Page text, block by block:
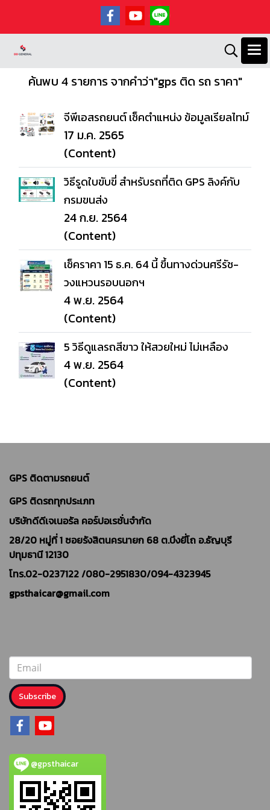
ค้นพบ 4 รายการ จากคำว่า"gps ติด รถ ราคา"
จีพีเอสรถยนต์ เช็คตำแหน่ง ข้อมูลเรียลไทม์
17 ม.ค. 2565
(Content)
วิธีรูดใบขับขี่ สำหรับรถที่ติด GPS ลิงค์กับ
กรมขนส่ง
24 ก.ย. 2564
(Content)
เช็คราคา 15 ธ.ค. 64 นี้ ขึ้นทางด่วนศรีรัช-
วงแหวนรอบนอกฯ
4 พ.ย. 2564
(Content)
5 วิธีดูแลรถสีขาว ให้สวยใหม่ ไม่เหลือง
4 พ.ย. 2564
(Content)
GPS ติดตามรถยนต์
GPS ติดรถทุกประเภท
บริษัทดีดีเจเนอรัล คอร์ปอเรชั่นจำกัด
28/20 หมู่ที่ 1 ซอยรังสิตนครนายก 68 ต.บึงยี่โถ อ.ธัญบุรี
ปทุมธานี 12130
โทร.02-0237122 /080-2951830/094-4323945
gpsthaicar@gmail.com
Subscribe
@gpsthaicar